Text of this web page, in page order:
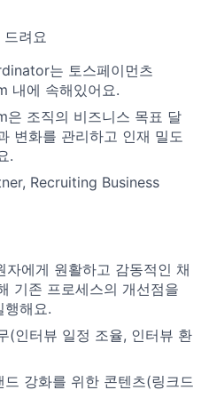
려요
는 토스페이먼츠
내에 속해있어요.
조직의 비즈니스 목표 달
변화를 관리하고 인재 밀도
.
Recruiting Business
에게 원활하고 감동적인 채
기존 프로세스의 개선점을
행해요.
(인터뷰 일정 조율, 인터뷰 환
강화를 위한 콘텐츠(링크드